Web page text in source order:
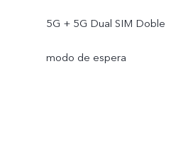
5G + 5G Dual SIM Doble
modo de espera